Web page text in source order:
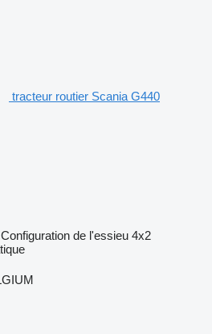
tracteur routier Scania G440
Configuration de l'essieu 4x2